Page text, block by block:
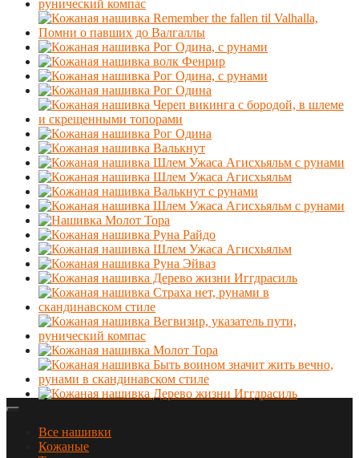
Все нашивки
Кожаные